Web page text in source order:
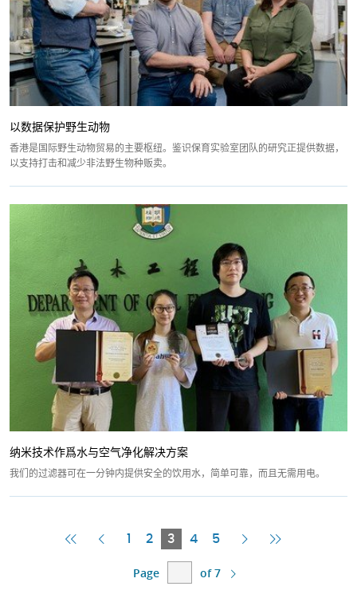
以数据保护野生动物
香港是国际野生动物贸易的主要枢纽。鉴识保育实验室团队的研究正提供数据，
以支持打击和减少非法野生物种贩卖。
纳米技术作爲水与空气净化解决方案
我们的过滤器可在一分钟内提供安全的饮用水，简单可靠，而且无需用电。
FirstPrevious
1 2 3Current
4 5
Next Last
Page of 7